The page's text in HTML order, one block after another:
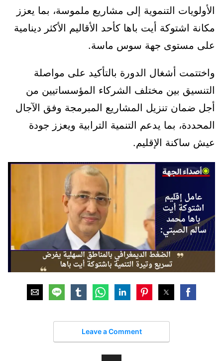
الأولويات التنموية إلى مشاريع ملموسة، بما يعزز
مكانة اشتوكة أيت باها كأحد الأقاليم الأكثر دينامية
على مستوى جهة سوس ماسة.
واختتمت أشغال الدورة بالتأكيد على مواصلة
التنسيق بين مختلف الشركاء المؤسساتيين من
أجل ضمان تنزيل المشاريع المبرمجة وفق الآجال
المحددة، بما يدعم التنمية الترابية ويعزز جودة
عيش ساكنة الإقليم.
Leave a Comment